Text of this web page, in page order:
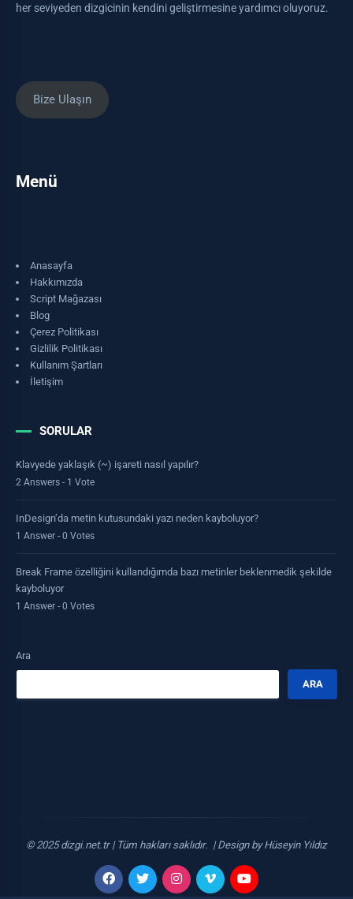
her seviyeden dizgicinin kendini geliştirmesine yardımcı oluyoruz.
Bize Ulaşın
Menü
Anasayfa
Hakkımızda
Script Mağazası
Blog
Çerez Politikası
Gizlilik Politikası
Kullanım Şartları
İletişim
SORULAR
Klavyede yaklaşık (~) işareti nasıl yapılır?
2 Answers - 1 Vote
InDesign’da metin kutusundaki yazı neden kayboluyor?
1 Answer - 0 Votes
Break Frame özelliğini kullandığımda bazı metinler beklenmedik şekilde
kayboluyor
1 Answer - 0 Votes
Ara
ARA
© 2025dizgi.net.tr| Tüm hakları saklıdır. | Design byHüseyin Yıldız